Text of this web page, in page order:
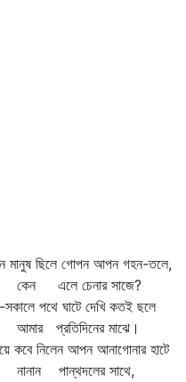
ছিলে গোপন আপন গহন-তলে,
চেনার সাজে?
পথে ঘাটে দেখি কতই ছলে
মাঝে।
নিলেন আপন আনাগোনার হাটে
সাথে,